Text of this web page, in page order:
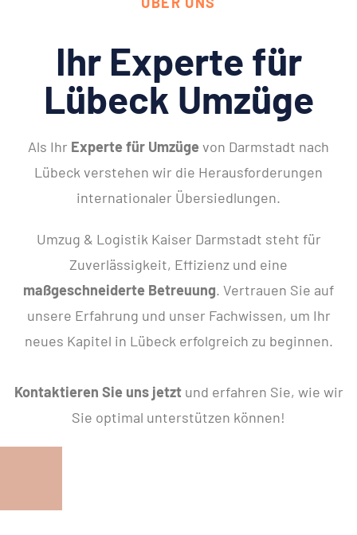
Ihr Experte für
Lübeck Umzüge
Als Ihr Experte für Umzüge von Darmstadt nach
Lübeck verstehen wir die Herausforderungen
internationaler Übersiedlungen.
Umzug & Logistik Kaiser Darmstadt steht für
Zuverlässigkeit, Effizienz und eine
maßgeschneiderte Betreuung. Vertrauen Sie auf
unsere Erfahrung und unser Fachwissen, um Ihr
neues Kapitel in Lübeck erfolgreich zu beginnen.
Kontaktieren Sie uns jetztund erfahren Sie, wie wir
Sie optimal unterstützen können!